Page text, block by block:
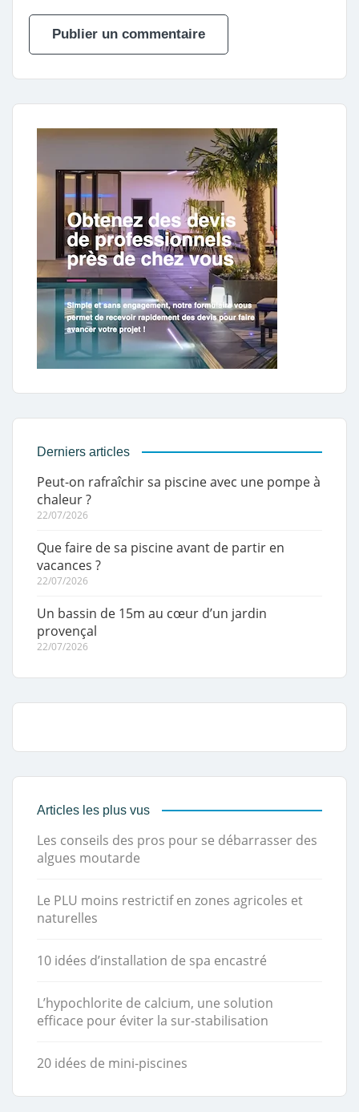
Derniers articles
Peut-on rafraîchir sa piscine avec une pompe à
chaleur ?
22/07/2026
Que faire de sa piscine avant de partir en
vacances ?
22/07/2026
Un bassin de 15m au cœur d’un jardin
provençal
22/07/2026
Articles les plus vus
Les conseils des pros pour se débarrasser des
algues moutarde
Le PLU moins restrictif en zones agricoles et
naturelles
10 idées d’installation de spa encastré
L’hypochlorite de calcium, une solution
efficace pour éviter la sur-stabilisation
20 idées de mini-piscines